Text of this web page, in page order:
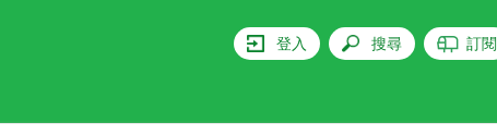
登入 搜尋 訂閱